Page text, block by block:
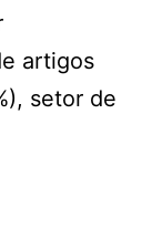
artigos
setor de